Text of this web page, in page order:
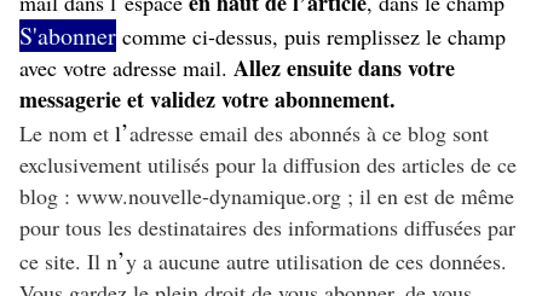
S'abonner comme ci-dessus, puis remplissez le champ
avec votre adresse mail. Allez ensuite dans votre
messagerie et validez votre abonnement.
Le nom et l’adresse email des abonnés à ce blog sont
exclusivement utilisés pour la diffusion des articles de ce
blog : www.nouvelle-dynamique.org ; il en est de même
pour tous les destinataires des informations diffusées par
ce site. Il n’y a aucune autre utilisation de ces données.